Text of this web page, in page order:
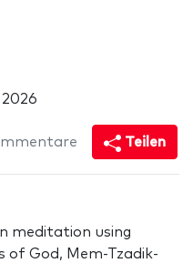
2026
Teilen
meditation using
of God, Mem-Tzadik-